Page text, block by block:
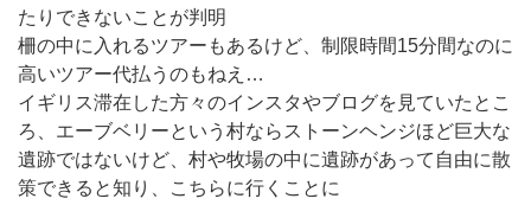
たりできないことが判明
柵の中に入れるツアーもあるけど、制限時間15分間なのに
高いツアー代払うのもねえ…
イギリス滞在した方々のインスタやブログを見ていたとこ
ろ、エーブベリーという村ならストーンヘンジほど巨大な
遺跡ではないけど、村や牧場の中に遺跡があって自由に散
策できると知り、こちらに行くことに